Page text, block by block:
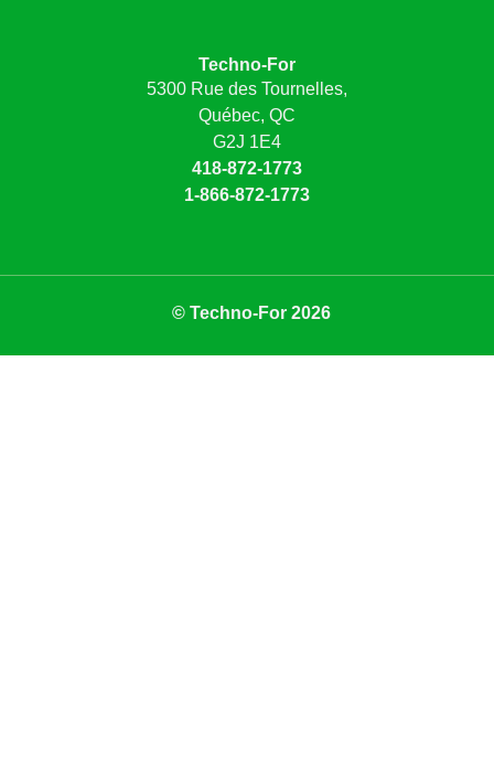
Techno-For
5300 Rue des Tournelles,
Québec, QC
G2J 1E4
418-872-1773
1-866-872-1773
© Techno-For 2026